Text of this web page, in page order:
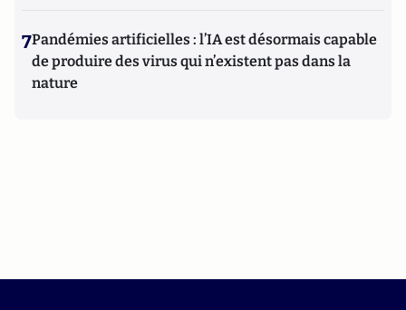
7Pandémies artificielles : l’IA est désormais capable
de produire des virus qui n’existent pas dans la
nature